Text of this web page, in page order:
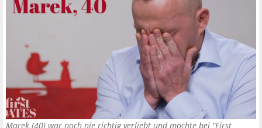
Marek (40) war noch nie richtig verliebt und möchte bei "First